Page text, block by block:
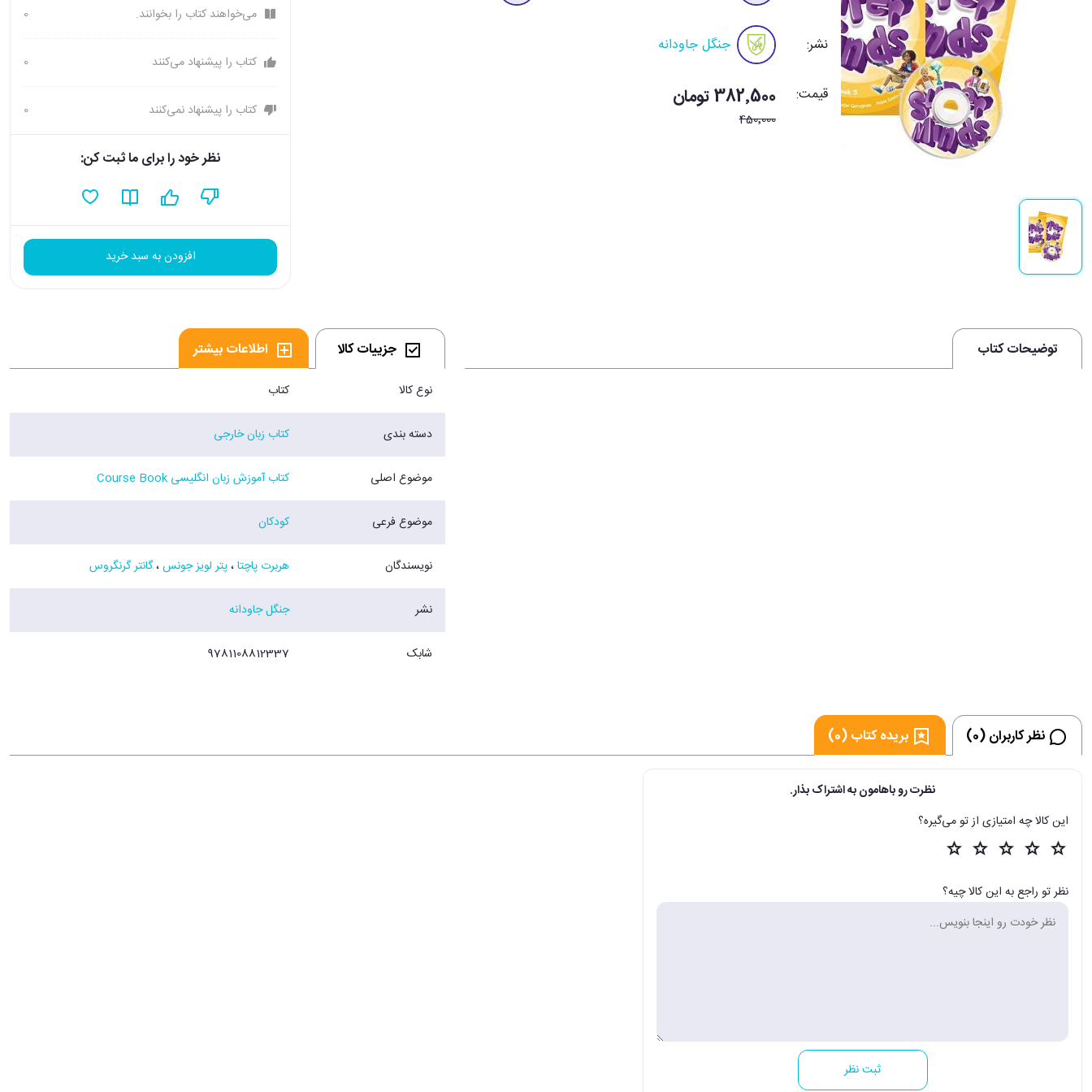
نشر: جنگل جاودانه
قیمت: 382٬500 تومان
450٬000
می‌خواهند کتاب را بخوانند. 0
کتاب را پیشنهاد می‌کنند 0
کتاب را پیشنهاد نمی‌کنند 0
نظر خود را برای ما ثبت کن:
افزودن به سبد خرید
توضیحات کتاب جزییات کالا اطلاعات بیشتر
نوع کالا کتاب
دسته بندی کتاب زبان خارجی
موضوع اصلی کتاب آموزش زبان انگلیسی Course Book
موضوع فرعی کودکان
نویسندگان هربرت پاچتا،پتر لویز جونس،گانتر گرنگروس
نشر جنگل جاودانه
شابک 9781108812337
نظر کاربران (0) بریده کتاب (0)
نظرت رو باهامون به اشتراک بذار.
این کالا چه امتیازی از تو می‌گیره؟
نظر تو راجع به این کالا چیه؟
ثبت نظر